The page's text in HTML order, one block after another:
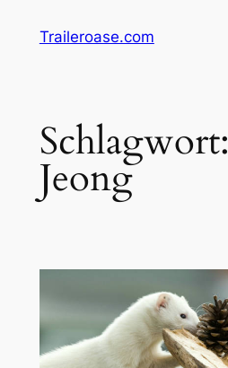
InhaltTraileroase.com
Schlagwort:
Jeong